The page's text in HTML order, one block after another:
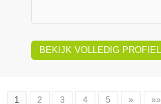
BEKIJK VOLLEDIG PROFIEL
1 2 3 4 5 » »»